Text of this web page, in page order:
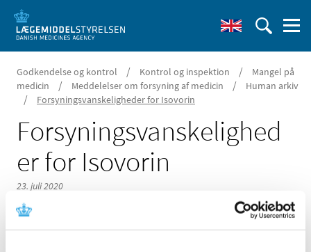
Godkendelse og kontrol / Kontrol og inspektion /
Mangel på
medicin
/ Meddelelser om forsyning af medicin / Human arkiv
/ Forsyningsvanskeligheder for Isovorin
Forsyningsvanskelighed
er for Isovorin
23. juli 2020